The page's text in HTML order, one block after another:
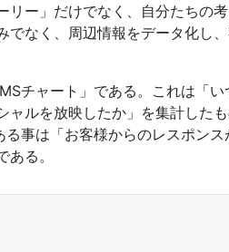
リー」だけでなく、自分たちの
でなく、周辺情報をデータ化し
チャート」である。これは「い
ャルを放映したか」を集計した
事は「お客様からのレスポンス
る。